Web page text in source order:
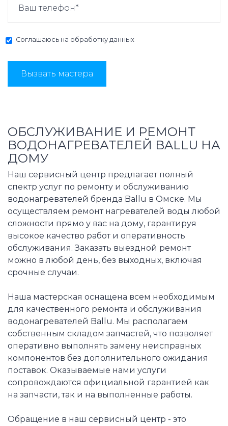
Соглашаюсь на обработку данных
Вызвать мастера
ОБСЛУЖИВАНИЕ И РЕМОНТ
ВОДОНАГРЕВАТЕЛЕЙ BALLU НА
ДОМУ
Наш сервисный центр предлагает полный
спектр услуг по ремонту и обслуживанию
водонагревателей бренда Ballu в Омске. Мы
осуществляем ремонт нагревателей воды любой
сложности прямо у вас на дому, гарантируя
высокое качество работ и оперативность
обслуживания. Заказать выездной ремонт
можно в любой день, без выходных, включая
срочные случаи.
Наша мастерская оснащена всем необходимым
для качественного ремонта и обслуживания
водонагревателей Ballu. Мы располагаем
собственным складом запчастей, что позволяет
оперативно выполнять замену неисправных
компонентов без дополнительного ожидания
поставок. Оказываемые нами услуги
сопровождаются официальной гарантией как
на запчасти, так и на выполненные работы.
Обращение в наш сервисный центр - это